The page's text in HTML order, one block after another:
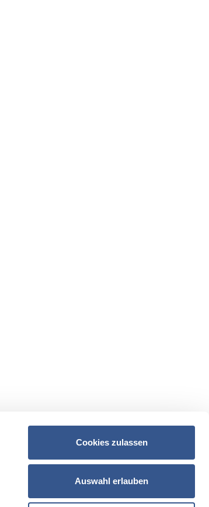
Cookies zulassen
Auswahl erlauben